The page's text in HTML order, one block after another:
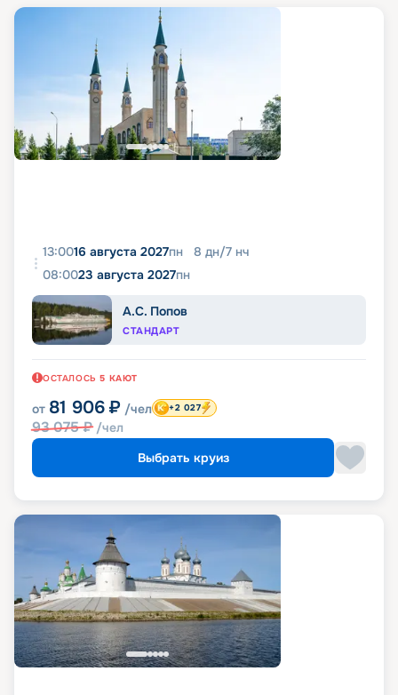
13:0016 августа 2027пн 8 дн/7 нч
08:0023 августа 2027пн
А.С. Попов
СТАНДАРТ
ОСТАЛОСЬ 5 КАЮТ
от 81 906 ₽ /чел
93 075₽ /чел
+2 027
Выбрать круиз